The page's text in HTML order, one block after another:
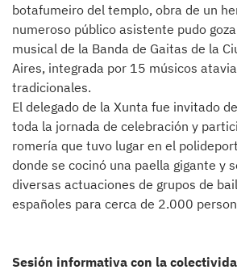
botafumeiro del templo, obra de un
numeroso público asistente pudo
musical de la Banda de Gaitas de la
Aires, integrada por 15 músicos
tradicionales.
El delegado de la Xunta fue invitado
toda la jornada de celebración y
romería que tuvo lugar en el
donde se cocinó una paella gigante y
diversas actuaciones de grupos de
españoles para cerca de 2.000
Sesión informativa con la